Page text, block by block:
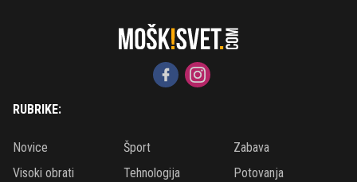
RUBRIKE:
Novice Šport
Zabava
Visoki obrati
Tehnologija
Potovanja